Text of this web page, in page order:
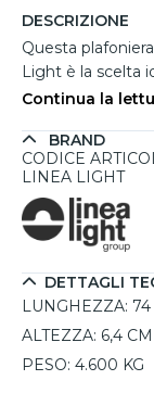
DESCRIZIONE
Questa
Light è la scelta
efficace e
perfetta per
alluminio bianco
diffusione
finitura zincata
offre
Continua la
BRAND
CODICE
LINEA LIGHT
DETTAGLI
LUNGHEZZA: 74
ALTEZZA: 6,4 CM
PESO: 4.600 KG